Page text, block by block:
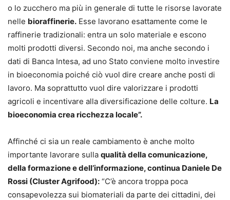
o lo zucchero ma più in generale di tutte le risorse lavorate
nelle bioraffinerie. Esse lavorano esattamente come le
raffinerie tradizionali: entra un solo materiale e escono
molti prodotti diversi. Secondo noi, ma anche secondo i
dati di Banca Intesa, ad uno Stato conviene molto investire
in bioeconomia poiché ciò vuol dire creare anche posti di
lavoro. Ma soprattutto vuol dire valorizzare i prodotti
agricoli e incentivare alla diversificazione delle colture. La
bioeconomia crea ricchezza locale”.
Affinché ci sia un reale cambiamento è anche molto
importante lavorare sulla qualità della comunicazione,
della formazione e dell’informazione, continua Daniele De
Rossi (Cluster Agrifood): “C’è ancora troppa poca
consapevolezza sui biomateriali da parte dei cittadini, dei